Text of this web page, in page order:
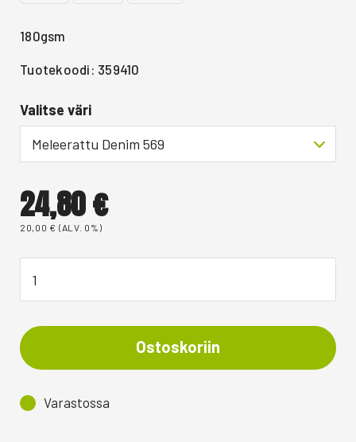
180gsm
Tuotekoodi: 359410
Valitse väri
Meleerattu Denim 569
24,80€
20,00 € (ALV. 0%)
Ostoskoriin
Varastossa